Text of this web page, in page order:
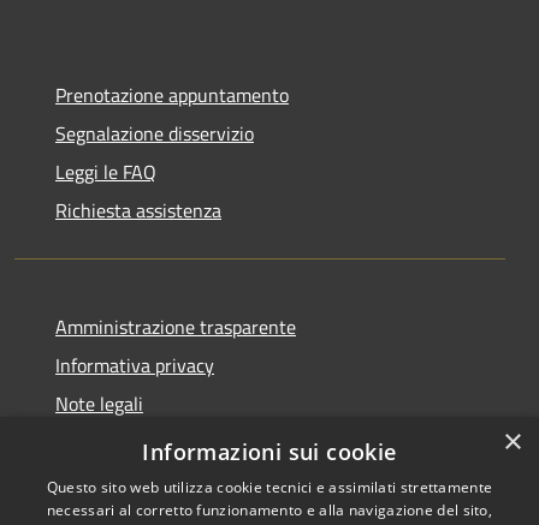
Prenotazione appuntamento
Segnalazione disservizio
Leggi le FAQ
Richiesta assistenza
Amministrazione trasparente
Informativa privacy
Note legali
Dichiarazione di accessibilità
×
Informazioni sui cookie
Questo sito web utilizza cookie tecnici e assimilati strettamente
necessari al corretto funzionamento e alla navigazione del sito,